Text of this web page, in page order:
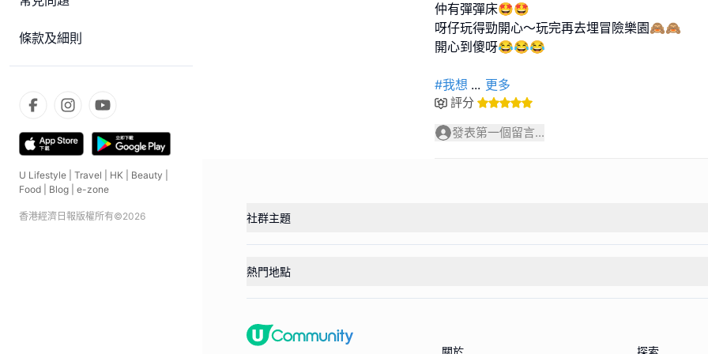
條款及細則
U Lifestyle Travel HK Beauty
Food
Blog e-zone
香港經濟日報版權所有©2026
仲有彈彈床🤩🤩
呀仔玩得勁開心～玩完再去埋冒險樂園🙈🙈
開心到傻呀😂😂😂
#我想 ... 更多
評分
發表第一個留言...
社群主題
熱門地點
關於 探索